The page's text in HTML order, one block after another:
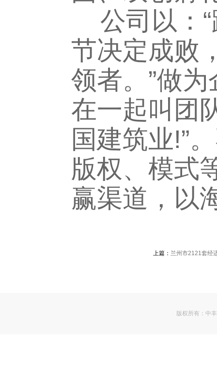
公司以：“
节决定成败
领者。”做
在一起叫团
国建筑业!”
版权、模式
赢渠道，以
上篇： 兰州市2121套经
版权所有： 中